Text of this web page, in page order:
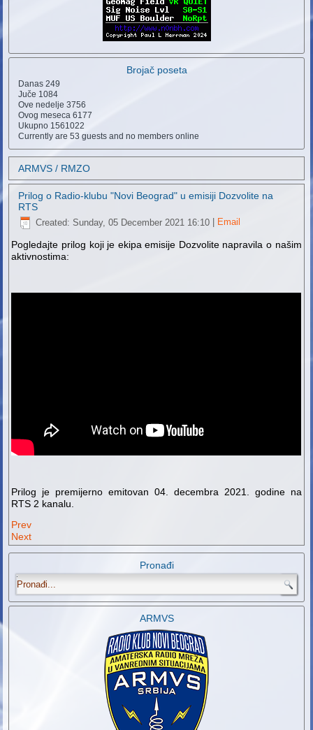
Brojač poseta
Danas249
Juče 1084
Ove nedelje3756
Ovog meseca6177
Ukupno 1561022
Currently are 53 guests and no members online
ARMVS / RMZO
Prilog o Radio-klubu "Novi Beograd" u emisiji Dozvolite na
RTS
Created: Sunday, 05 December 2021 16:10 Email
Pogledajte prilog koji je ekipa emisije Dozvolite napravila o našim
aktivnostima:
Prilog je premijerno emitovan 04. decembra 2021. godine na
RTS 2 kanalu.
Prev
Next
Pronađi
.
ARMVS